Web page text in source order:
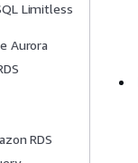
Limitless
Aurora
RDS